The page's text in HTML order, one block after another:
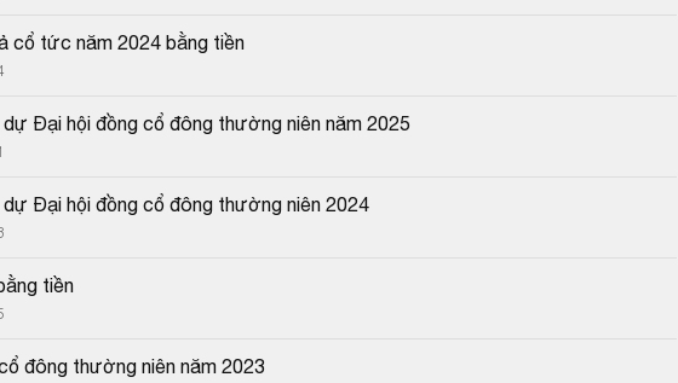
cổ tức năm 2024 bằng tiền
Đại hội đồng cổ đông thường niên năm 2025
Đại hội đồng cổ đông thường niên 2024
tiền
đông thường niên năm 2023